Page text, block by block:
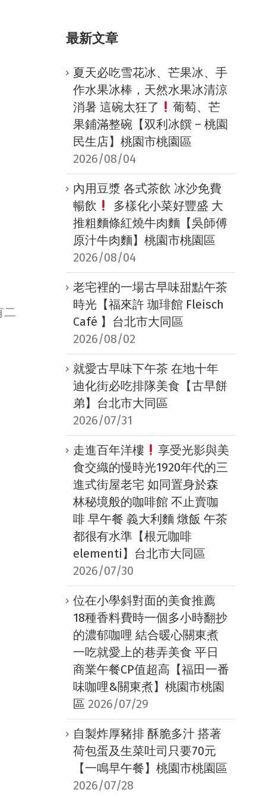
二
最新文章
夏天必吃雪花冰、芒果冰、手
作水果冰棒，天然水果冰清涼
消暑 這碗太狂了
葡萄、芒
果鋪滿整碗【双利冰饌 – 桃園
民生店】桃園市桃園區
2026/08/04
內用豆漿 各式茶飲 冰沙免費
暢飲
多樣化小菜好豐盛 大
推粗麵條紅燒牛肉麵【吳師傅
原汁牛肉麵】桃園市桃園區
2026/08/04
老宅裡的一場古早味甜點午茶
時光【福來許 珈琲館 Fleisch
Café 】台北市大同區
2026/08/02
就愛古早味下午茶 在地十年
迪化街必吃排隊美食【古早餅
弟】台北市大同區
2026/07/31
走進百年洋樓
享受光影與美
食交織的慢時光1920年代的三
進式街屋老宅 如同置身於森
林秘境般的咖啡館 不止賣咖
啡 早午餐 義大利麵 燉飯 午茶
都很有水準【根元咖啡
elementi】台北市大同區
2026/07/30
位在小學斜對面的美食推薦
18種香料費時一個多小時翻抄
的濃郁咖哩 結合暖心關東煮
一吃就愛上的巷弄美食 平日
商業午餐CP值超高【福田一番
味咖哩&關東煮】桃園市桃園
區 2026/07/29
自製炸厚豬排 酥脆多汁 搭著
荷包蛋及生菜吐司只要70元
【一鳴早午餐】桃園市桃園區
2026/07/28